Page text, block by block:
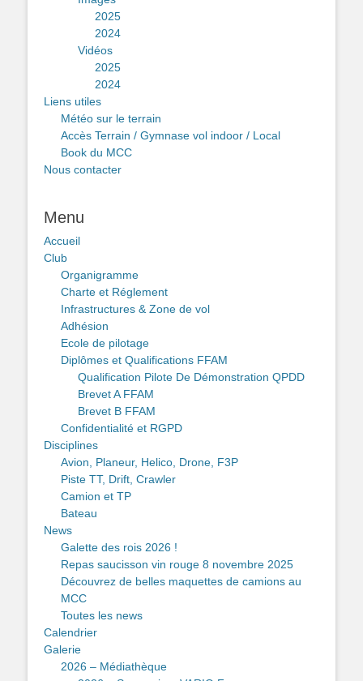
2025
2024
Vidéos
2025
2024
Liens utiles
Météo sur le terrain
Accès Terrain / Gymnase vol indoor / Local
Book du MCC
Nous contacter
Menu
Accueil
Club
Organigramme
Charte et Réglement
Infrastructures & Zone de vol
Adhésion
Ecole de pilotage
Diplômes et Qualifications FFAM
Qualification Pilote De Démonstration QPDD
Brevet A FFAM
Brevet B FFAM
Confidentialité et RGPD
Disciplines
Avion, Planeur, Helico, Drone, F3P
Piste TT, Drift, Crawler
Camion et TP
Bateau
News
Galette des rois 2026 !
Repas saucisson vin rouge 8 novembre 2025
Découvrez de belles maquettes de camions au
MCC
Toutes les news
Calendrier
Galerie
2026 – Médiathèque